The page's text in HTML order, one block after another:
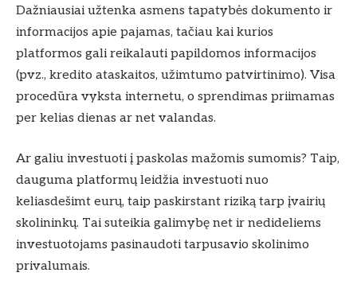
Dažniausiai užtenka asmens tapatybės dokumento ir
informacijos apie pajamas, tačiau kai kurios
platformos gali reikalauti papildomos informacijos
(pvz., kredito ataskaitos, užimtumo patvirtinimo). Visa
procedūra vyksta internetu, o sprendimas priimamas
per kelias dienas ar net valandas.
Ar galiu investuoti į paskolas mažomis sumomis? Taip,
dauguma platformų leidžia investuoti nuo
keliasdešimt eurų, taip paskirstant riziką tarp įvairių
skolininkų. Tai suteikia galimybę net ir nedideliems
investuotojams pasinaudoti tarpusavio skolinimo
privalumais.